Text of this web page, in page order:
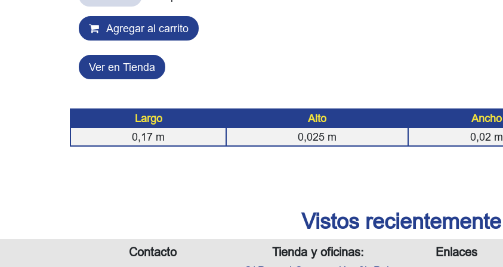
Agregar al carrito
Ver en Tienda
Largo Alto Ancho
0,17 m 0,025 m 0,02 m
Vistos recientemente
Enlaces
Tienda y oficinas:
Contacto